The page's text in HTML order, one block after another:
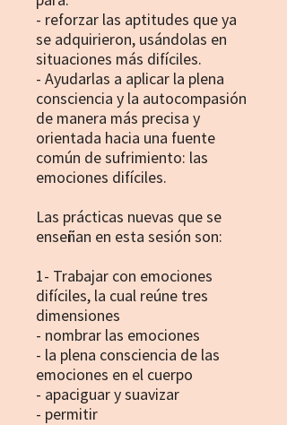
- reforzar las aptitudes que ya
se adquirieron, usándolas en
situaciones más difíciles.
- Ayudarlas a aplicar la plena
consciencia y la autocompasión
de manera más precisa y
orientada hacia una fuente
común de sufrimiento: las
emociones difíciles.
Las prácticas nuevas que se
enseñan en esta sesión son:
1- Trabajar con emociones
difíciles, la cual reúne tres
dimensiones
- nombrar las emociones
- la plena consciencia de las
emociones en el cuerpo
- apaciguar y suavizar
- permitir